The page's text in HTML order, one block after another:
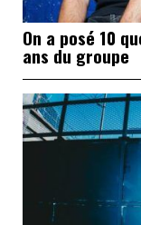
On a posé 10
ans du groupe